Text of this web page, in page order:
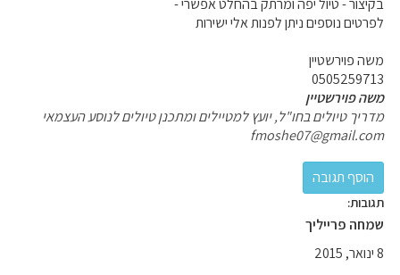
בקיצור - טיול יפה ומרתק בהחלט אפשרי -
לפרטים נוספים ניתן לפנות אלי ישירות
משה פוירשטיין
0505259713
משה פוירשטיין
מדריך טיולים בחו"ל, יועץ למטיילים ומתכנן טיולים לנוסע העצמאי
fmoshe07@gmail.com
תגובות:
שמחה פרייליך
8 ינואר, 2015